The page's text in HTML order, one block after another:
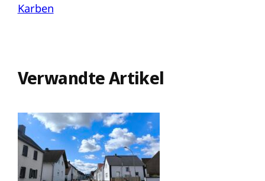
Karben
Verwandte Artikel